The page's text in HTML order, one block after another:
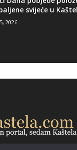
svijeće u
2026